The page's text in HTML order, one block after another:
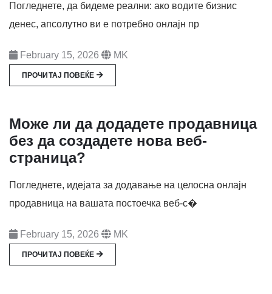
Погледнете, да бидеме реални: ако водите бизнис
денес, апсолутно ви е потребно онлајн пр
February 15, 2026 MK
ПРОЧИТАЈ ПОВЕЌЕ
Може ли да додадете продавница
без да создадете нова веб-
страница?
Погледнете, идејата за додавање на целосна онлајн
продавница на вашата постоечка веб-с�
February 15, 2026 MK
ПРОЧИТАЈ ПОВЕЌЕ